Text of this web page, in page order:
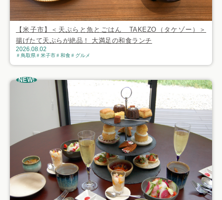
【米子市】＜天ぷらと魚とごはん TAKEZO（タケゾー）＞
揚げたて天ぷらが絶品！ 大満足の和食ランチ
2026.08.02
鳥取県 米子市 和食 グルメ
NEW!